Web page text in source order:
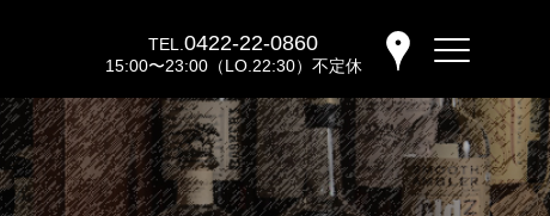
バーウッディTOP
バー ウッディについて
メニュー＆料金
TEL.0422-22-0860
15:00〜23:00（LO.22:30）不定休